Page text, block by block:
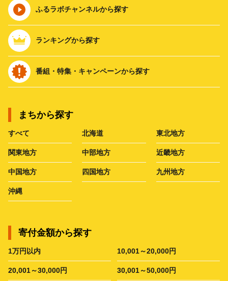
ふるラボチャンネルから探す
ランキングから探す
番組・特集・キャンペーンから探す
まちから探す
すべて 北海道 東北地方
関東地方 中部地方 近畿地方
中国地方 四国地方 九州地方
沖縄
寄付金額から探す
1万円以内 10,001～20,000円
20,001～30,000円 30,001～50,000円